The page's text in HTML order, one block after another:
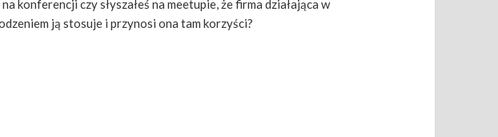
konferencji czy słyszałeś na meetupie, że firma działająca w
ją stosuje i przynosi ona tam korzyści?